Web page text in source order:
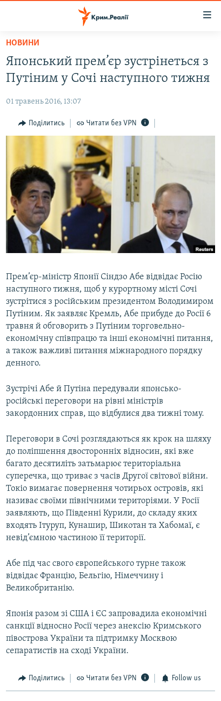
Перейти
основного
матеріалу
Перейти
до
навігації
Перейти
пошуку
ВІДЕО ТА ФОТО
ПОЛІТИКА
БЛОГИ
ВСЕ ЗА ДЕНЬ
СПЕЦПРОЕКТИ
ДЕПОРТАЦІЯ
ВІДЕОУРОКИ «ELIFBE»
СВІДЧЕННЯ ОКУПАЦІЇ
ІНФОГРАФІКА
ЯК ОБІЙТИ БЛОКУВАННЯ
Русский
Qırımtatar
ДОЛУЧАЙСЯ!
Усі сайти RFE/RL
НОВИНИ
Японський прем’єр зустрінеться з
Путіним у Сочі наступного тижня
01 травень 2016, 13:07
Поділитись Читати без VPN
Прем’єр-міністр Японії Сіндзо Абе відвідає Росію
наступного тижня, щоб у курортному місті Сочі
зустрітися з російським президентом Володимиром
Путіним. Як заявляє Кремль, Абе прибуде до Росії 6
травня й обговорить з Путіним торговельно-
економічну співпрацю та інші економічні питання,
а також важливі питання міжнародного порядку
денного.
Зустрічі Абе й Путіна передували японсько-
російські переговори на рівні міністрів
закордонних справ, що відбулися два тижні тому.
Переговори в Сочі розглядаються як крок на шляху
до поліпшення двосторонніх відносин, які вже
багато десятиліть затьмарює територіальна
суперечка, що триває з часів Другої світової війни.
Токіо вимагає повернення чотирьох островів, які
називає своїми північними територіями. У Росії
заявляють, що Південні Курили, до складу яких
входять Ітуруп, Кунашир, Шикотан та Хабомаї, є
невід’ємною частиною її території.
Абе під час свого європейського турне також
відвідає Францію, Бельгію, Німеччину і
Великобританію.
Японія разом зі США і ЄС запровадила економічні
санкції відносно Росії через анексію Кримського
півострова України та підтримку Москвою
сепаратистів на сході України.
Поділитись Читати без VPN Follow us